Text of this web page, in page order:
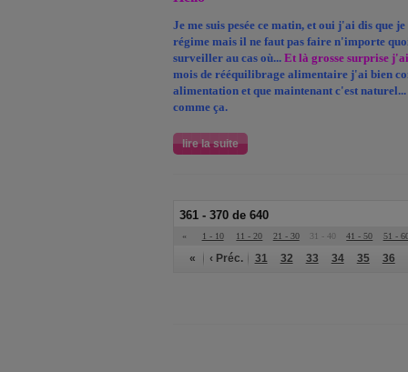
Je me suis pesée ce matin, et oui j'ai dis que
régime mais il ne faut pas faire n'importe
surveiller au cas où... Et là grosse surprise
mois de rééquilibrage alimentaire j'ai bien
alimentation et que maintenant c'est
comme ça.
lire la suite
361 - 370 de 640
« 1 - 10 11 - 20 21 - 30 31 - 40 41 - 50 51 -
« ‹ Préc. 31 32 33 34 35 36